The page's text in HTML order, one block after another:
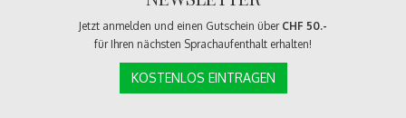
Jetzt anmelden und einen Gutschein über CHF 50.-
für Ihren nächsten Sprachaufenthalt erhalten!
KOSTENLOS EINTRAGEN